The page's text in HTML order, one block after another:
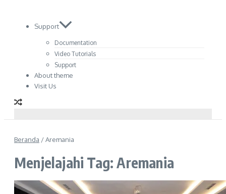
Support
Documentation
Video Tutorials
Support
About theme
Visit Us
Beranda /Aremania
Menjelajahi Tag: Aremania